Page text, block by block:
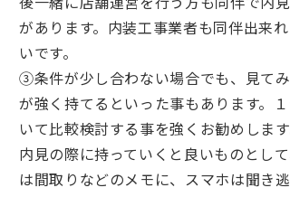
があります。内装工事業者も同伴出来
いです。
③条件が少し合わない場合でも、見て
が強く持てるといった事もあります。
いて比較検討する事を強くお勧めします
内見の際に持っていくと良いものとし
は間取りなどのメモに、スマホは聞き